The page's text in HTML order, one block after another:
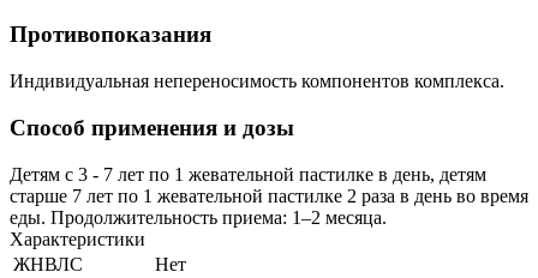
Противопоказания
Индивидуальная непереносимость компонентов комплекса.
Способ применения и дозы
Детям с 3 - 7 лет по 1 жевательной пастилке в день, детям
старше 7 лет по 1 жевательной пастилке 2 раза в день во время
еды. Продолжительность приема: 1–2 месяца.
Характеристики
ЖНВЛС
Нет